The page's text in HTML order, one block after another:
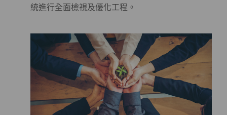
統進行全面檢視及優化工程。